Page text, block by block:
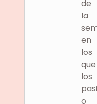
de
la
en
los
que
los
o